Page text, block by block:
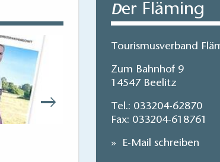
Der Fläming
Tourismusverband
Zum Bahnhof 9
14547 Beelitz
Tel.: 033204-62870
Fax: 033204-618761
E-Mail schreiben